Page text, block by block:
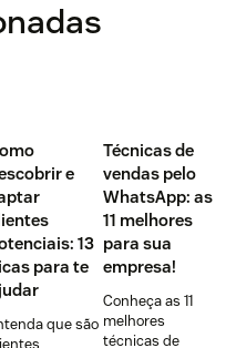
e
13
para te
que são
Técnicas de
vendas pelo
WhatsApp: as
11 melhores
para sua
empresa!
Conheça as 11
melhores
técnicas de